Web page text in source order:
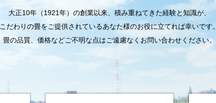
大正10年（1921年）の創業以来、積み重ねてきた経験と知識が、
こだわりの畳をご提供されているあなた様のお役に立てれば幸いです。
畳の品質、価格などご不明な点はご遠慮なくお問い合わせください。